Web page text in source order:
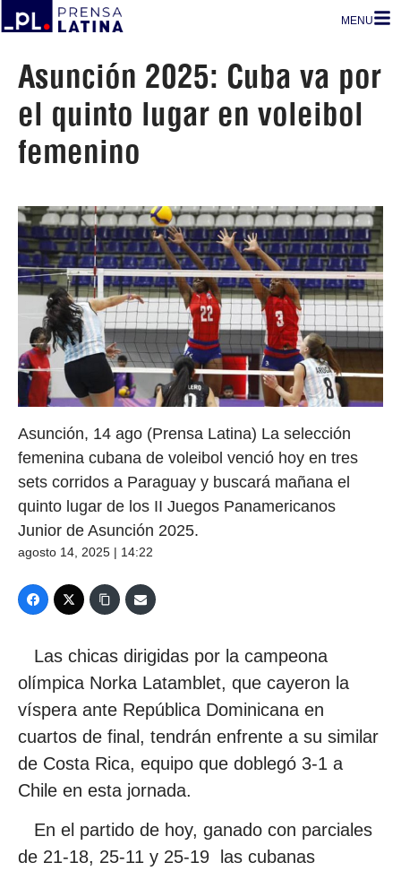
MENU
Asunción 2025: Cuba va por
el quinto lugar en voleibol
femenino
Asunción, 14 ago (Prensa Latina) La selección
femenina cubana de voleibol venció hoy en tres
sets corridos a Paraguay y buscará mañana el
quinto lugar de los II Juegos Panamericanos
Junior de Asunción 2025.
agosto 14, 2025 | 14:22
Las chicas dirigidas por la campeona
olímpica Norka Latamblet, que cayeron la
víspera ante República Dominicana en
cuartos de final, tendrán enfrente a su similar
de Costa Rica, equipo que doblegó 3-1 a
Chile en esta jornada.
En el partido de hoy, ganado con parciales
de 21-18, 25-11 y 25-19 las cubanas